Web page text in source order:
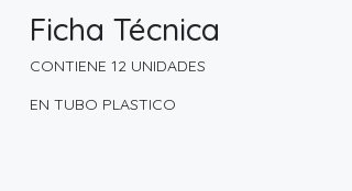
Ficha Técnica
CONTIENE 12 UNIDADES
EN TUBO PLASTICO